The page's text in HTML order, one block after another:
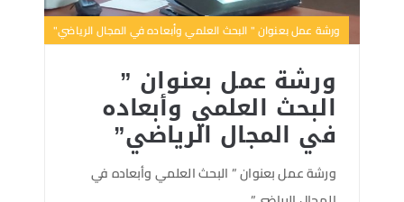
ورشة عمل بعنوان " البحث العلمي وأبعاده في المجال الرياضي"
ورشة عمل بعنوان ”
البحث العلمي وأبعاده
في المجال الرياضي”
ورشة عمل بعنوان ” البحث العلمي وأبعاده في